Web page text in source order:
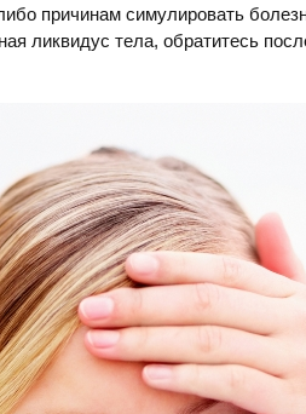
причинам симулировать
ликвидус тела, обратитесь